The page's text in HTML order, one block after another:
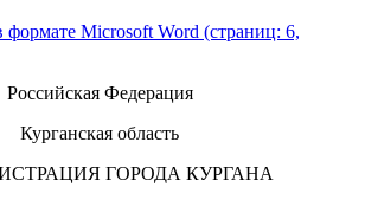
формате Microsoft Word (страниц: 6,
Российская Федерация
Курганская область
ГОРОДА КУРГАНА